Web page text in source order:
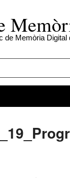
de Memòria Digital